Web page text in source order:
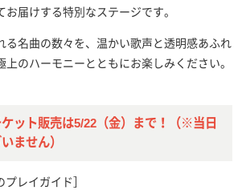
お届けする特別なステージです。
る名曲の数々を、温かい歌声と透明感あふれ
上のハーモニーとともにお楽しみください。
ット販売は5/22（金）まで！（※当日
ません）
プレイガイド］